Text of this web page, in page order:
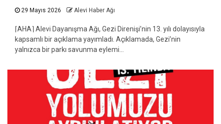
29 Mayıs 2026 Alevi Haber Ağı
⌈AHA⌉ Alevi Dayanışma Ağı, Gezi Direnişi’nin 13. yılı dolayısıyla
kapsamlı bir açıklama yayımladı. Açıklamada, Gezi’nin
yalnızca bir parkı savunma eylemi...